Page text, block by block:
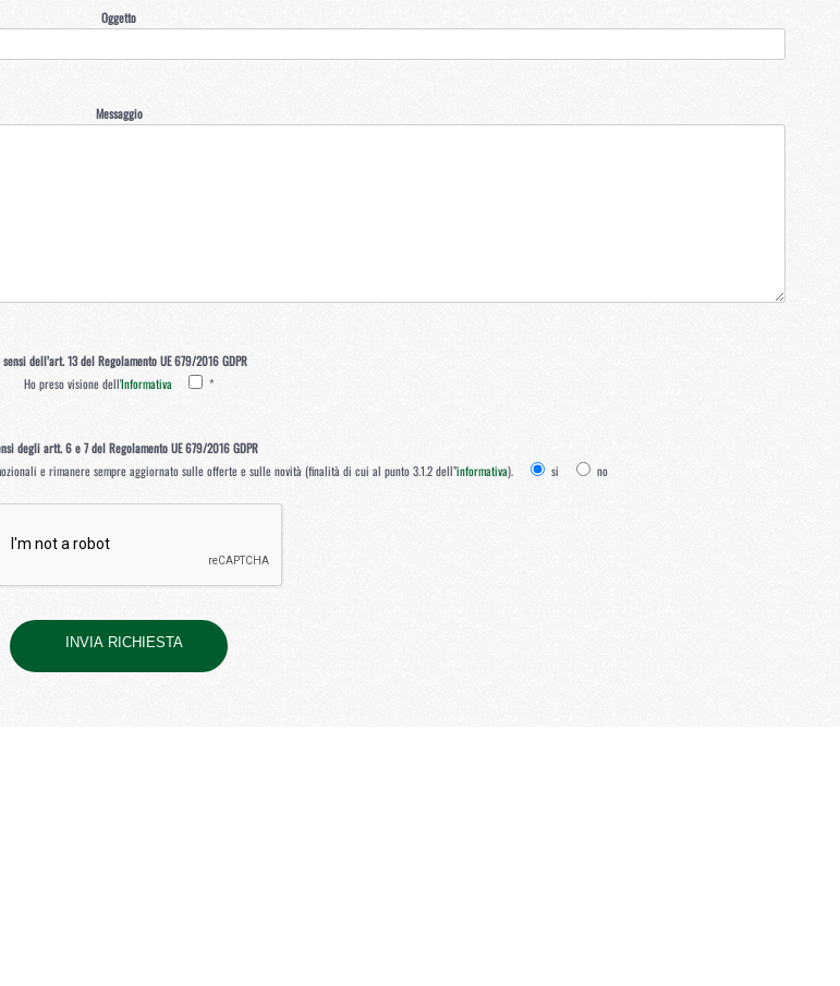
Oggetto
Messaggio
sensi dell’art. 13 del Regolamento UE 679/2016 GDPR
Ho preso visione dell'Informativa *
degli artt. 6 e 7 del Regolamento UE 679/2016 GDPR
e rimanere sempre aggiornato sulle offerte e sulle novità (finalità di cui al punto 3.1.2 dell’'informativa). si no